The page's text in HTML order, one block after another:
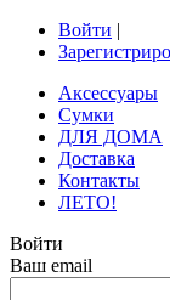
Войти |
Аксессуары
Сумки
ДЛЯ ДОМА
Доставка
Контакты
ЛЕТО!
Войти
Ваш email